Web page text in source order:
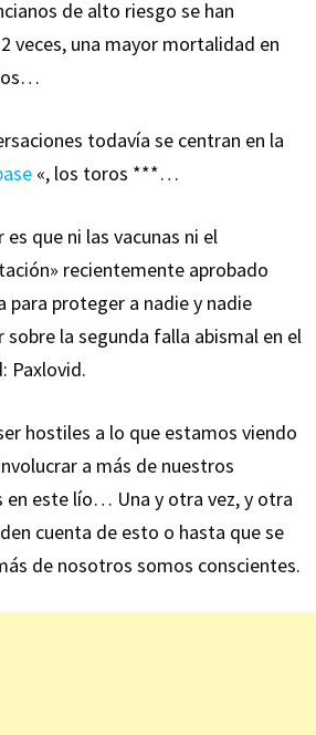
de alto riesgo se han
veces, una mayor mortalidad en
todavía se centran en la
«, los toros ***…
que ni las vacunas ni el
recientemente aprobado
para proteger a nadie y nadie
sobre la segunda falla abismal en el
Paxlovid.
hostiles a lo que estamos viendo
a más de nuestros
en este lío… Una y otra vez, y otra
cuenta de esto o hasta que se
de nosotros somos conscientes.